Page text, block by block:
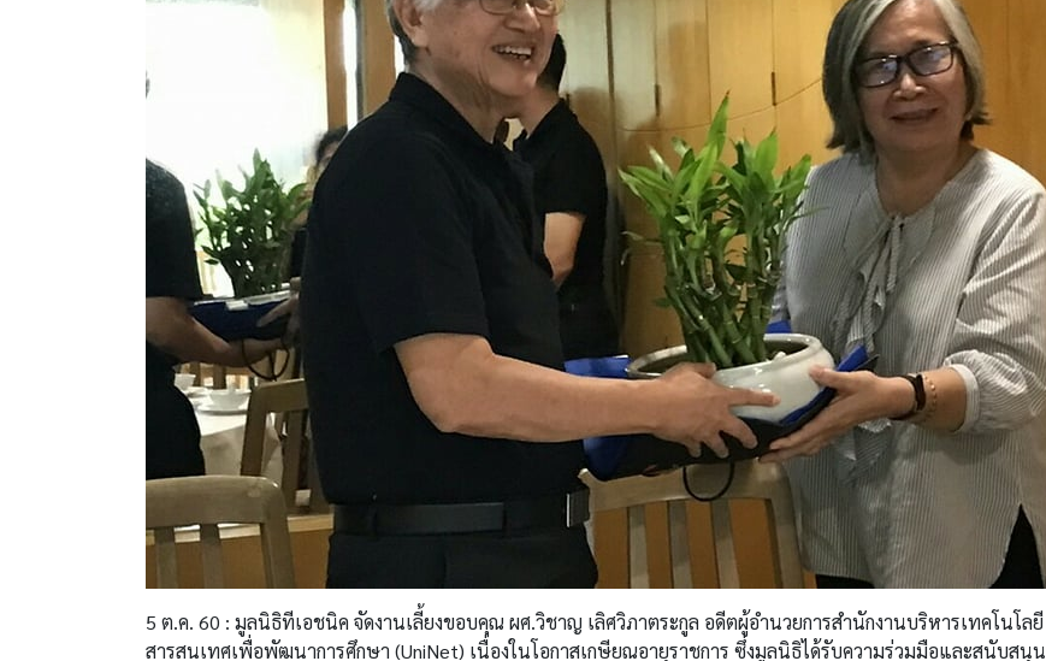
5 ต.ค. 60 : มูลนิธิทีเอชนิค จัดงานเลี้ยงขอบคุณ ผศ.วิชาญ เลิศวิภาตระกูล อดีตผู้อำนวยการสำนักงานบริหารเทคโนโลยี
สารสนเทศเพื่อพัฒนาการศึกษา (UniNet) เนื่องในโอกาสเกษียณอายุราชการ ซึ่งมูลนิธิได้รับความร่วมมือและสนับสนุน